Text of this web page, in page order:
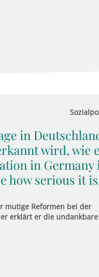
in
wird, wie
in Germany
how serious it
mutige Reformen bei der
erklärt er die undankbare